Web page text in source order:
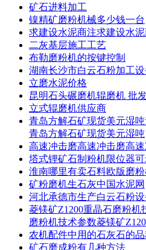
矿石进料加工
镍精矿磨粉机械多少钱一台
求建设水泥商注求建设水
二灰基层施工工艺
布勒磨粉机的按键控制
湖南长沙市白云石粉加工
立磨水泥价格
昆明石头碾磨机辊磨机 批
立式辊磨机供应商
青岛方解石矿现货美元湿
青岛方解石矿现货美元湿吨
高速冲击磨高速冲击磨高
塔式锂矿石制粉机限位器
淮南哪里有卖石料欧版磨
矿粉磨机生石灰中国水泥网
河北承德市生产白云石粉
菱镁矿Z1200重晶石磨粉机
磨粉机技术参数菱镁矿
农机配件中用的石灰石的品
矿石磨成粉有几种方法